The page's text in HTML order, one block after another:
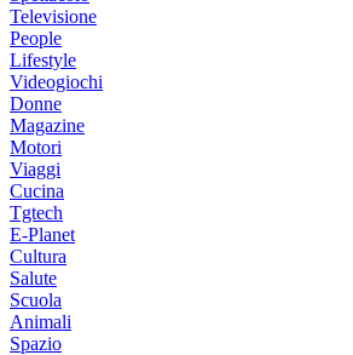
Televisione
People
Lifestyle
Videogiochi
Donne
Magazine
Motori
Viaggi
Cucina
Tgtech
E-Planet
Cultura
Salute
Scuola
Animali
Spazio